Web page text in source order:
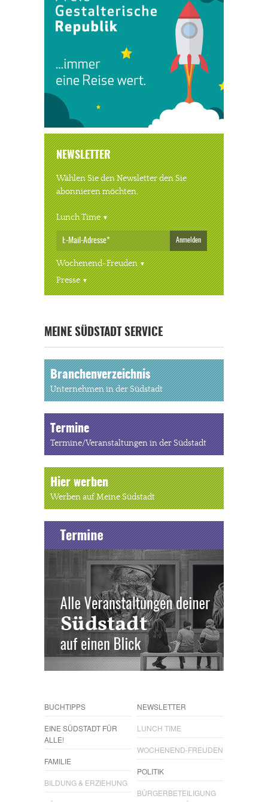
« ALLE VERANSTALTUNGEN
NEWSLETTER
Wählen Sie den Newsletter den Sie
abonnieren möchten.
Lunch Time
Anmelden
Wochenend-Freuden
Presse
MEINE SÜDSTADT SERVICE
Branchenverzeichnis
Unternehmen in der Südstadt
Termine
Termine/Veranstaltungen in der Südstadt
Hier werben
Werben auf Meine Südstadt
BUCHTIPPS
EINE SÜDSTADT FÜR
ALLE!
FAMILIE
BILDUNG & ERZIEHUNG
NEWSLETTER
LUNCH TIME
WOCHENEND-FREUDEN
POLITIK
BÜRGERBETEILIGUNG